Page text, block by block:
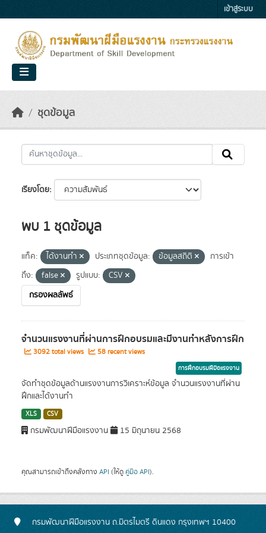
เข้าสู่ระบบ
ชุดข้อมูล
เรียงโดย
พบ 1 ชุดข้อมูล
แท็ค: ได้งานทำ ประเภทชุดข้อมูล: ข้อมูลสถิติ
การเข้า
ถึง:
false รูปแบบ:
CSV
กรองผลลัพธ์
จำนวนแรงงานที่ผ่านการฝึกอบรมและมีงานทำหลังการฝึก
3092 total views 58 recent views
การฝึกอบรมฝีมือแรงงาน
จัดทำชุดข้อมูลด้านแรงงานการวิเคราะห์ข้อมูล จำนวนแรงงานที่ผ่าน
ฝึกและได้งานทำ
XLS CSV
กรมพัฒนาฝีมือแรงงาน 15 มิถุนายน 2568
คุณสามารถเข้าถึงคลังทาง API (ให้ดู คู่มือ API).
กรมพัฒนาฝีมือแรงงาน ถ.มิตรไมตรี ดินแดง กรุงเทพฯ 10400